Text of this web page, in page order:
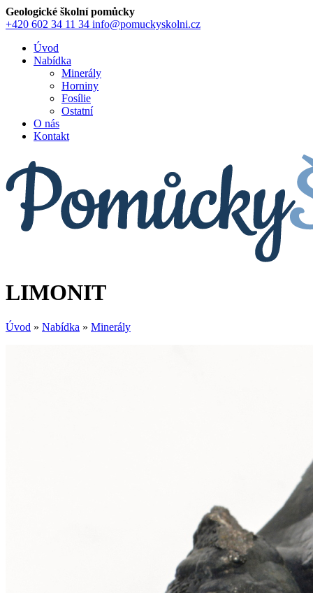
Geologické školní pomůcky
+420 602 34 11 34 info@pomuckyskolni.cz
Úvod
Nabídka
Minerály
Horniny
Fosílie
Ostatní
O nás
Kontakt
LIMONIT
Úvod » Nabídka » Minerály